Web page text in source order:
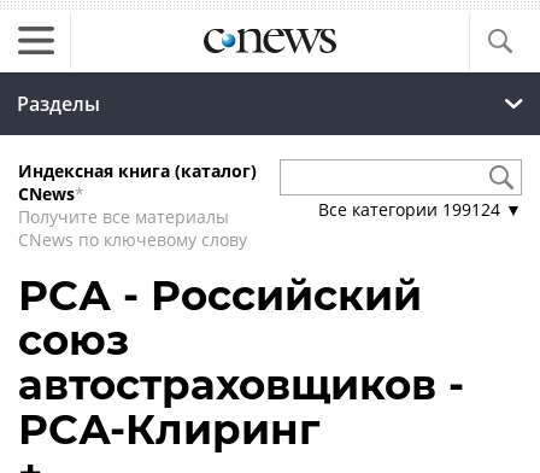
Разделы
Индексная книга (каталог)
CNews*
Получите все материалы
CNews по ключевому слову
Все категории 199124 ▼
РСА - Российский
союз
автостраховщиков -
РСА-Клиринг